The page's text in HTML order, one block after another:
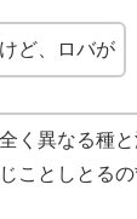
ど、ロバが
く異なる種
ことしとる